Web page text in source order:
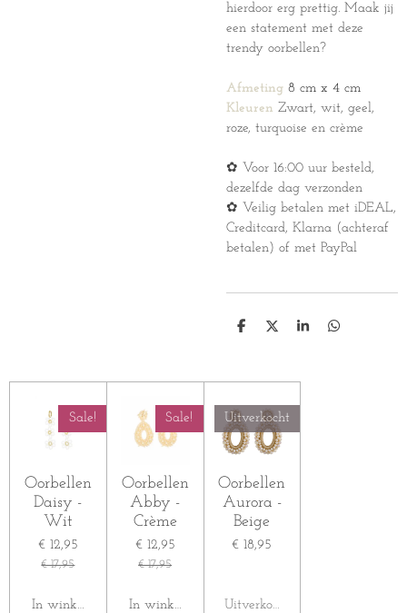
hierdoor erg prettig. Maak jij
een statement met deze
trendy oorbellen?
Afmeting 8 cm x 4 cm
Kleuren Zwart, wit, geel,
roze, turquoise en crème
✿ Voor 16:00 uur besteld,
dezelfde dag verzonden
✿ Veilig betalen met iDEAL,
Creditcard, Klarna (achteraf
betalen) of met PayPal
D
n
D
S
D
Sale!
Oorbellen
Daisy -
Wit
€ 12,95
€ 17,95
In winkelwagen
Sale!
Oorbellen
Abby -
Crème
€ 12,95
€ 17,95
In winkelwagen
Uitverkocht
Oorbellen
Aurora -
Beige
€ 18,95
Uitverkocht